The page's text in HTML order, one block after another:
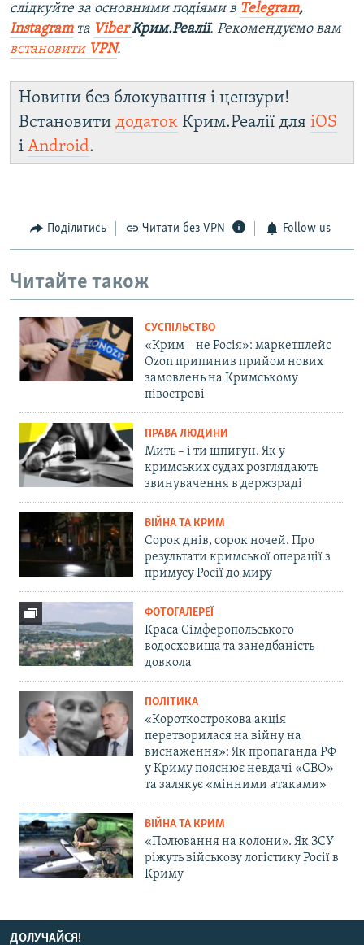
слідкуйте за основними подіями в Telegram,
Instagramта ViberКрим.Реалії. Рекомендуємо вам
встановити VPN.
Новини без блокування і цензури!
Встановити додаток Крим.Реалії для iOS
і Android.
Поділитись Читати без VPN Follow us
Читайте також
СУСПІЛЬСТВО
«Крим – не Росія»: маркетплейс
Ozon припинив прийом нових
замовлень на Кримському
півострові
ПРАВА ЛЮДИНИ
Мить – і ти шпигун. Як у
кримських судах розглядають
звинувачення в держзраді
ВІЙНА ТА КРИМ
Сорок днів, сорок ночей. Про
результати кримської операції з
примусу Росії до миру
ФОТОГАЛЕРЕЇ
Краса Сімферопольського
водосховища та занедбаність
довкола
ПОЛІТИКА
«Короткострокова акція
перетворилася на війну на
виснаження»: Як пропаганда РФ
у Криму пояснює невдачі «СВО»
та залякує «мінними атаками»
ВІЙНА ТА КРИМ
«Полювання на колони». Як ЗСУ
ріжуть військову логістику Росії в
Криму
ДОЛУЧАЙСЯ!